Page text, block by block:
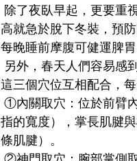
高就急於脫下冬裝，預
每晚睡前摩腹可健運脾胃
另外，春天人們容易感
這三個穴位互相配合，
指的寬度），掌長肌腱
條肌腱）。